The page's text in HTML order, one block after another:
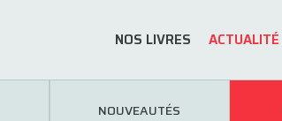
NOS LIVRES ACTUALITÉ
NOUVEAUTÉS